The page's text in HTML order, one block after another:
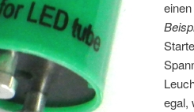
egal,